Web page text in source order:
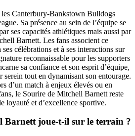
Canterbury-Bankstown Bulldogs
Sa présence au sein de l’équipe se
ses capacités athlétiques mais aussi par
Barnett. Les fans associent ce
célébrations et à ses interactions sur
reconnaissable pour les supporters
sa confiance et son esprit d’équipe,
serein tout en dynamisant son entourage.
d’un match à enjeux élevés ou en
le Sourire de Mitchell Barnett reste
loyauté et d’excellence sportive.
Barnett joue-t-il sur le terrain ?